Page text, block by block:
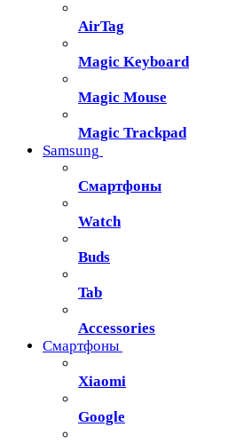
AirTag
Magic Keyboard
Magic Mouse
Magic Trackpad
Samsung
Смартфоны
Watch
Buds
Tab
Accessories
Смартфоны
Xiaomi
Google